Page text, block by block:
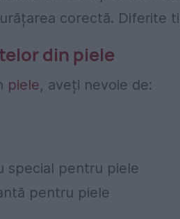
corectă. Diferite
din piele
piele, aveți nevoie de:
special pentru piele
pentru piele